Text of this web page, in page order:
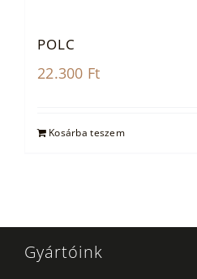
POLC
22.300 Ft
Kosárba teszem
Gyártóink